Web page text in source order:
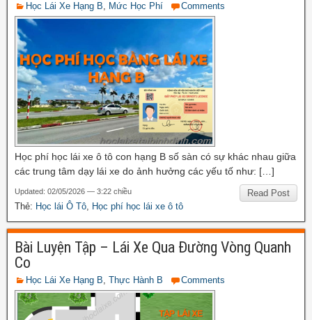
Học Lái Xe Hạng B, Mức Học Phí Comments
Học phí học lái xe ô tô con hạng B số sàn có sự khác nhau giữa
các trung tâm dạy lái xe do ảnh hưởng các yếu tố như: […]
Read Post
Updated: 02/05/2026 — 3:22 chiều
Thẻ: Học lái Ô Tô, Học phí học lái xe ô tô
Bài Luyện Tập – Lái Xe Qua Đường Vòng Quanh
Co
Học Lái Xe Hạng B, Thực Hành B Comments